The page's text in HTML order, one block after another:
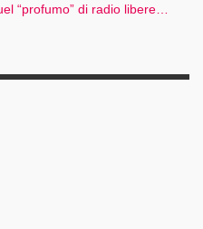
“profumo” di radio libere…